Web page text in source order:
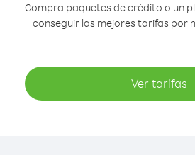
Compra paquetes de crédito o un
conseguir las mejores tarifas por
Ver tarifas